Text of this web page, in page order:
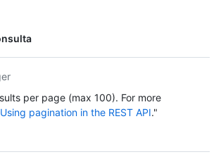
per page (max 100). For more
Using pagination in the REST API."